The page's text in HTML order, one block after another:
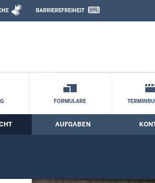
und
BARRIEREFREIHEIT
Suche
FORMULARE
AUFGABEN